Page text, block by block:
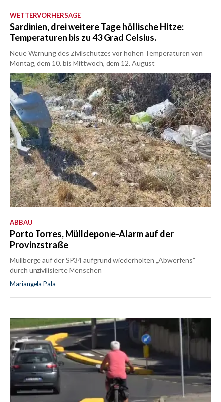
WETTERVORHERSAGE
Sardinien, drei weitere Tage höllische Hitze:
Temperaturen bis zu 43 Grad Celsius.
Neue Warnung des Zivilschutzes vor hohen Temperaturen von
Montag, dem 10. bis Mittwoch, dem 12. August
ABBAU
Porto Torres, Mülldeponie-Alarm auf der
Provinzstraße
Müllberge auf der SP34 aufgrund wiederholten „Abwerfens“
durch unzivilisierte Menschen
Mariangela Pala